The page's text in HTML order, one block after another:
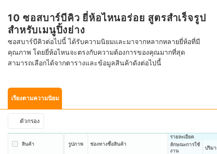
10 ซอสบาร์บีคิว ยี่ห้อไหนอร่อย สูตรสำเร็จรูป
สำหรับเมนูปิ้งย่าง
ซอสบาร์บีคิวต่อไปนี้ ได้รับความนิยมและมาจากหลากหลายยี่ห้อที่มี
คุณภาพ โดยยี่ห้อไหนจะตรงกับความต้องการของคุณมากที่สุด
สามารถเลือกได้จากตารางและข้อมูลสินค้าดังต่อไปนี้
เรียงตามความนิยม
ตัวกรอง
สินค้า รูปภาพ ช่องทางซื้อสินค้า
รายละเอียด
ลักษณะการใช้
งาน
ปริม